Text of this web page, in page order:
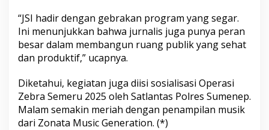
“JSI hadir dengan gebrakan program yang segar.
Ini menunjukkan bahwa jurnalis juga punya peran
besar dalam membangun ruang publik yang sehat
dan produktif,” ucapnya.
Diketahui, kegiatan juga diisi sosialisasi Operasi
Zebra Semeru 2025 oleh Satlantas Polres Sumenep.
Malam semakin meriah dengan penampilan musik
dari Zonata Music Generation. (*)